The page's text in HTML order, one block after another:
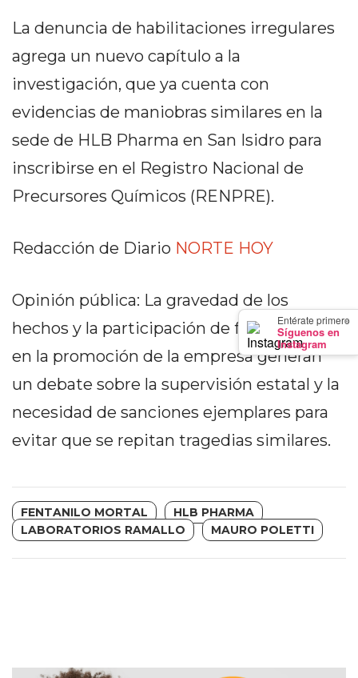
×
Entérate primero
Síguenos en
Instagram
DE
PERGAMINO
MEJORES
PRECIOS
EN
EN
SUPLEMENTOS
PERGAMINO:
LOS
MEJORES
PRECIOS
WHEY
PROTEIN
EN
EL
MEJOR
GIMNASIO
ONLINE
La denuncia de habilitaciones irregulares
agrega un nuevo capítulo a la
investigación, que ya cuenta con
evidencias de maniobras similares en la
sede de HLB Pharma en San Isidro para
inscribirse en el Registro Nacional de
Precursores Químicos (RENPRE).
Redacción de Diario NORTE HOY
Opinión pública: La gravedad de los
hechos y la participación de funcionarios
en la promoción de la empresa generan
un debate sobre la supervisión estatal y la
necesidad de sanciones ejemplares para
evitar que se repitan tragedias similares.
FENTANILO MORTAL
HLB PHARMA
LABORATORIOS RAMALLO
MAURO POLETTI